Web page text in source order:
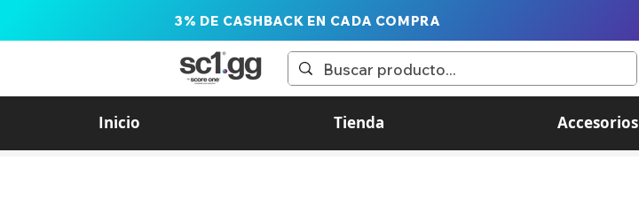
3% DE CASHBACK EN CADA COMPRA
Inicio Tienda Accesorios